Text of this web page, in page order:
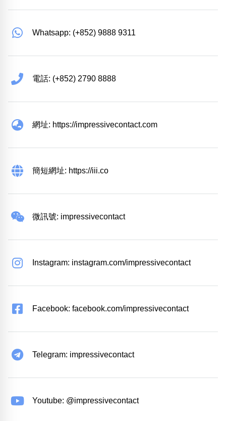
Whatsapp: (+852) 9888 9311
電話: (+852) 2790 8888
網址: https://impressivecontact.com
簡短網址: https://iii.co
微訊號: impressivecontact
Instagram: instagram.com/impressivecontact
Facebook: facebook.com/impressivecontact
Telegram: impressivecontact
Youtube: @impressivecontact